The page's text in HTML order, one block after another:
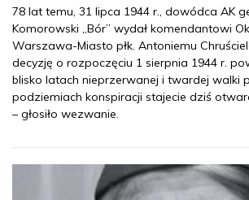
78 lat temu, 31 lipca 1944 r., dowódca AK
Komorowski „Bór” wydał komendantowi
Warszawa-Miasto płk. Antoniemu
decyzję o rozpoczęciu 1 sierpnia 1944 r.
blisko latach nieprzerwanej i twardej walki
podziemiach konspiracji stajecie dziś
– głosiło wezwanie.